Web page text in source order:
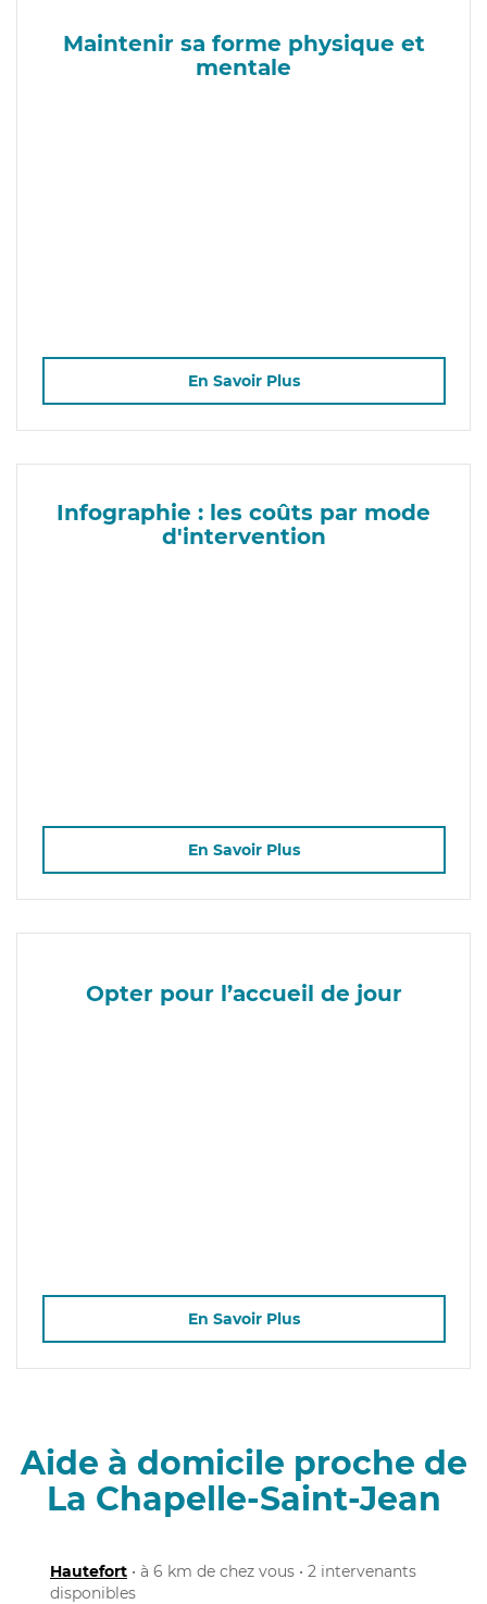
Maintenir sa forme physique et
mentale
En Savoir Plus
Infographie : les coûts par mode
d'intervention
En Savoir Plus
Opter pour l’accueil de jour
En Savoir Plus
Aide à domicile proche de
La Chapelle-Saint-Jean
Hautefort • à 6 km de chez vous • 2 intervenants
disponibles